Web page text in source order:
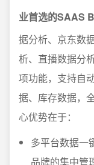
业首选的SAAS
据分析、京东数
析、直播数据分
项功能，支持自
据、库存数据，
心优势在于：
多平台数据一
品牌的集中管